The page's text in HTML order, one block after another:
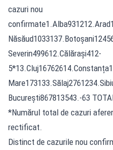
cazuri nou
Severin499612.Călărași412-
București867813543.-63
*Numărul total de cazuri
rectificat.
Distinct de cazurile nou